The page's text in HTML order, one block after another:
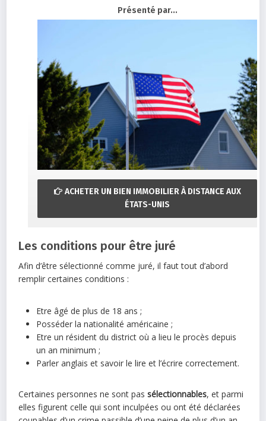
Présenté par...
ACHETER UN BIEN IMMOBILIER À DISTANCE AUX
ÉTATS-UNIS
Les conditions pour être juré
Afin d’être sélectionné comme juré, il faut tout d’abord
remplir certaines conditions :
Etre âgé de plus de 18 ans ;
Posséder la nationalité américaine ;
Etre un résident du district où a lieu le procès depuis
un an minimum ;
Parler anglais et savoir le lire et l’écrire correctement.
Certaines personnes ne sont pas sélectionnables, et parmi
elles figurent celle qui sont inculpées ou ont été déclarées